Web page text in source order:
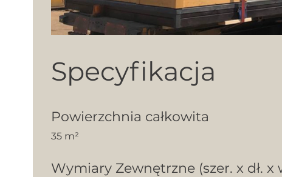
Specyfikacja
Powierzchnia całkowita
35 m²
Wymiary Zewnętrzne (szer. x dł. x